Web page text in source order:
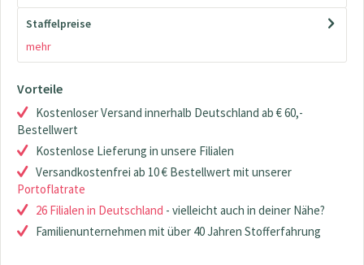
Staffelpreise
mehr
Vorteile
Kostenloser Versand innerhalb Deutschland ab € 60,-
Bestellwert
Kostenlose Lieferung in unsere Filialen
Versandkostenfrei ab 10 € Bestellwert mit unserer
Portoflatrate
26 Filialen in Deutschland - vielleicht auch in deiner Nähe?
Familienunternehmen mit über 40 Jahren Stofferfahrung